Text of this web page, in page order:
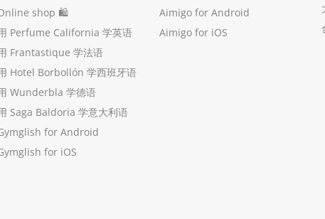
shop 🛍
Perfume California 学英语
Frantastique 学法语
Hotel Borbollón 学西班牙语
Wunderbla 学德语
Saga Baldoria 学意大利语
for Android
for iOS
Aimigo for Android
Aimigo for iOS